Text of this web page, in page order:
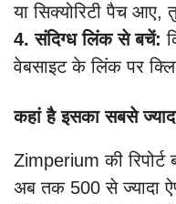
या सिक्योरिटी पैच
4. संदिग्ध लिंक से बचें:
वेबसाइट के लिंक पर
कहां है इसका सबसे
Zimperium की रिपोर्ट
अब तक 500 से ज्यादा